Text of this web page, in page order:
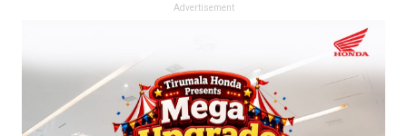
Advertisement